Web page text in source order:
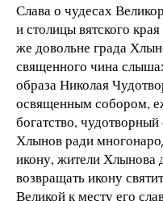
Слава о чудесах
и столицы вятского
же довольне града
священного чина
образа Николая
освященным собором,
богатство,
Хлынов ради
икону, жители Хлынова
возвращать икону
Великой к месту его